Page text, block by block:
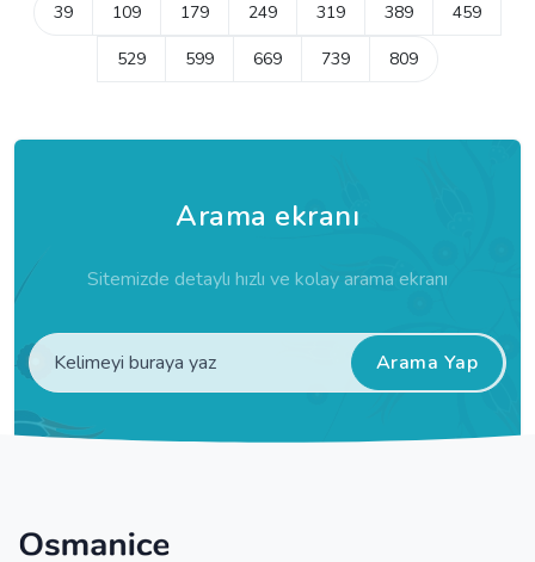
39 109 179 249 319 389 459
529 599 669 739 809
Arama ekranı
Sitemizde detaylı hızlı ve kolay arama ekranı
Arama Yap